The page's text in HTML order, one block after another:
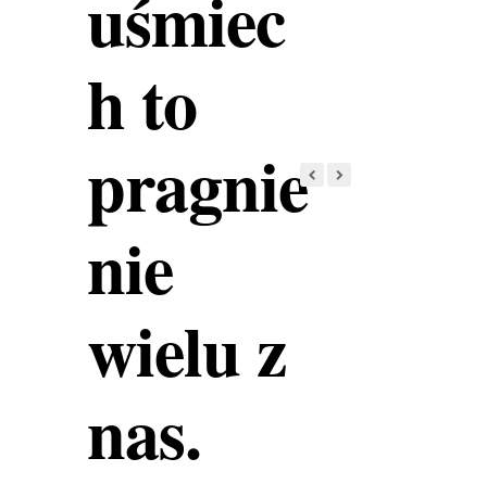
h to
pragnie
nie
wielu z
nas.